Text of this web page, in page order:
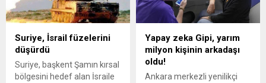
Suriye, İsrail füzelerini
düşürdü
Suriye, başkent Şamın kırsal
bölgesini hedef alan İsraile
Yapay zeka Gipi, yarım
milyon kişinin arkadaşı
oldu!
Ankara merkezli yenilikçi